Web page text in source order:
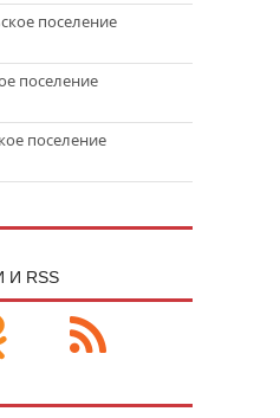
поселение
поселение
поселение
RSS